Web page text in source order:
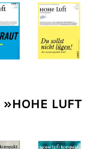
»HOHE LUFT